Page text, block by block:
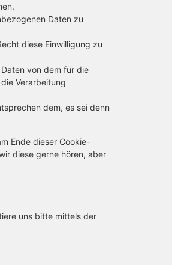
Daten zu
diese Einwilligung zu
von dem für die
Verarbeitung
dem, es sei denn
Ende dieser Cookie-
diese gerne hören, aber
uns bitte mittels der